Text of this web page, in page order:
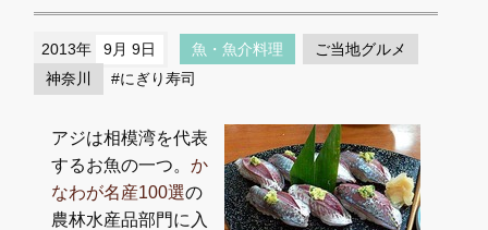
2013年 9月 9日 魚・魚介料理
ご当地グルメ
神奈川
#にぎり寿司
アジは相模湾を代表
するお魚の一つ。 か
なわが名産100選の
農林水産品部門に入